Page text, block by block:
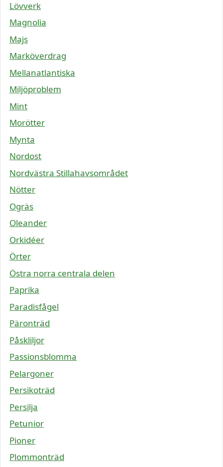
Lövverk
Magnolia
Majs
Marköverdrag
Mellanatlantiska
Miljöproblem
Mint
Morötter
Mynta
Nordost
Nordvästra Stillahavsområdet
Nötter
Ogräs
Oleander
Orkidéer
Örter
Östra norra centrala delen
Paprika
Paradisfågel
Päronträd
Påskliljor
Passionsblomma
Pelargoner
Persikoträd
Persilja
Petunior
Pioner
Plommonträd